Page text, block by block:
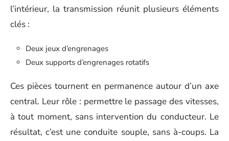
l’intérieur, la transmission réunit plusieurs éléments
clés :
Deux jeux d’engrenages
Deux supports d’engrenages rotatifs
Ces pièces tournent en permanence autour d’un axe
central. Leur rôle : permettre le passage des vitesses,
à tout moment, sans intervention du conducteur. Le
résultat, c’est une conduite souple, sans à-coups. La